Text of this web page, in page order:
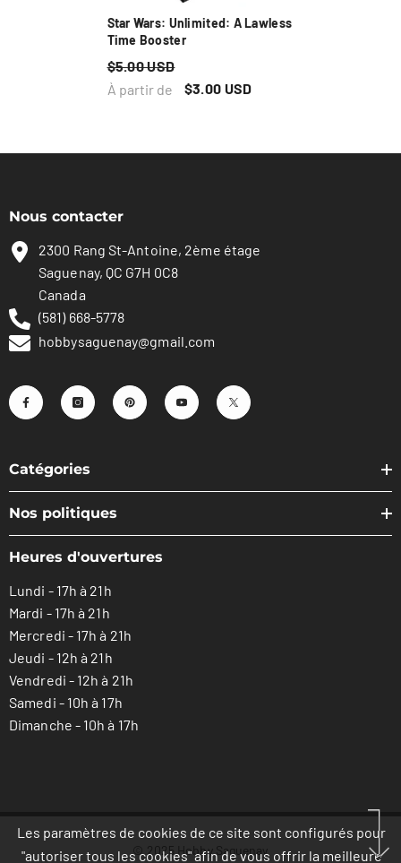
Star Wars: Unlimited: A Lawless
Time Booster
$5.00 USD
À partir de
$3.00 USD
Nous contacter
2300 Rang St-Antoine, 2ème étage
Saguenay, QC G7H 0C8
Canada
(581) 668-5778
hobbysaguenay@gmail.com
Catégories
Nos politiques
Heures d'ouvertures
Lundi - 17h à 21h
Mardi - 17h à 21h
Mercredi - 17h à 21h
Jeudi - 12h à 21h
Vendredi - 12h à 21h
Samedi - 10h à 17h
Dimanche - 10h à 17h
© 2025 Hobby Saguenay
Les paramètres de cookies de ce site sont configurés pour
"autoriser tous les cookies" afin de vous offrir la meilleure